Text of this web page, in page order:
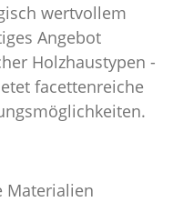
wertvollem
Angebot
Holzhaustypen -
facettenreiche
Materialien